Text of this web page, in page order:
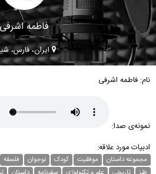
فاطمه اشرفی
ایران، فارس،
نام: فاطمه اشرفی
نمونه‌ی صدا:
ادبیات مورد علاقه:
مجموعه داستان موفقیت کودک نوجوان فلسفه